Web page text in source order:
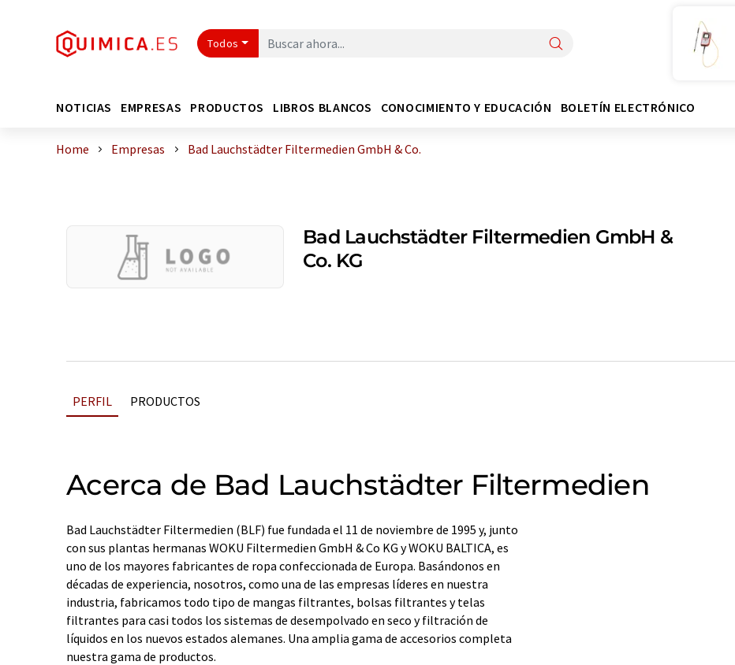
Todos
NOTICIAS EMPRESAS PRODUCTOS LIBROS BLANCOS CONOCIMIENTO Y EDUCACIÓN BOLETÍN ELECTRÓNICO
Home Empresas Bad Lauchstädter Filtermedien GmbH & Co.
Bad Lauchstädter Filtermedien GmbH &
Co. KG
PERFIL PRODUCTOS
Acerca de Bad Lauchstädter Filtermedien
Bad Lauchstädter Filtermedien (BLF) fue fundada el 11 de noviembre de 1995 y, junto
con sus plantas hermanas WOKU Filtermedien GmbH & Co KG y WOKU BALTICA, es
uno de los mayores fabricantes de ropa confeccionada de Europa. Basándonos en
décadas de experiencia, nosotros, como una de las empresas líderes en nuestra
industria, fabricamos todo tipo de mangas filtrantes, bolsas filtrantes y telas
filtrantes para casi todos los sistemas de desempolvado en seco y filtración de
líquidos en los nuevos estados alemanes. Una amplia gama de accesorios completa
nuestra gama de productos.